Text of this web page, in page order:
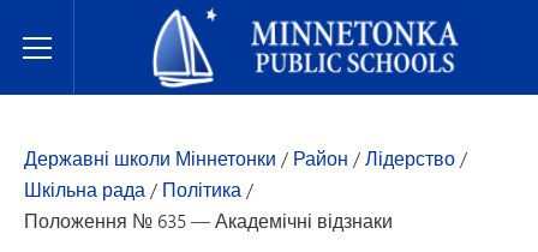
Toggle Menu
Державні школи Міннетонки
Державні школи Міннетонки / Район /Лідерство/
Шкільна рада/ Політика/
Положення № 635 — Академічні відзнаки